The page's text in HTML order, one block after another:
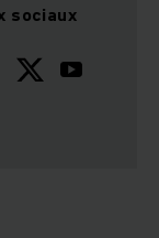
sociaux